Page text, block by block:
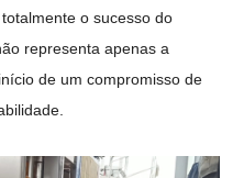
o sucesso do
representa apenas a
de um compromisso de